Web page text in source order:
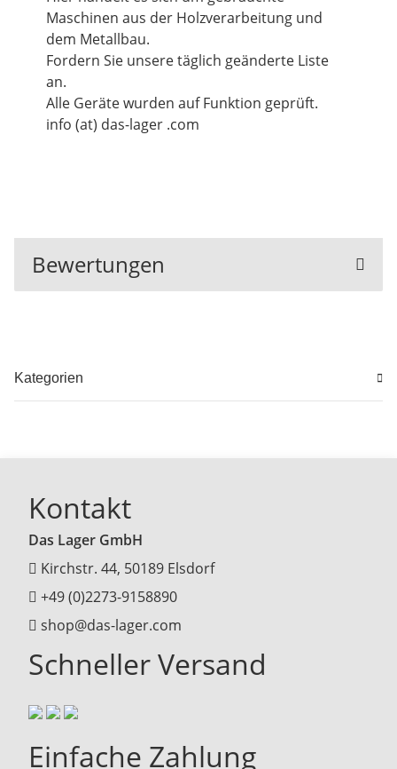
Maschinen aus der Holzverarbeitung und
dem Metallbau.
Fordern Sie unsere täglich geänderte Liste
an.
Alle Geräte wurden auf Funktion geprüft.
info (at) das-lager .com
Bewertungen
Kategorien
Kontakt
Das Lager GmbH
Kirchstr. 44, 50189 Elsdorf
+49 (0)2273-9158890
shop@das-lager.com
Schneller Versand
Einfache Zahlung